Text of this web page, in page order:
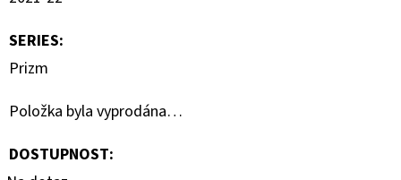
SERIES:
Prizm
Položka byla vyprodána…
DOSTUPNOST: